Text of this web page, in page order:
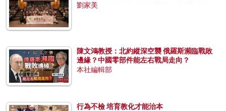
劉家美
陳文鴻教授：北約縱深空襲 俄羅斯瀕臨戰敗
邊緣？中國零部件能左右戰局走向？
本社編輯部
行為不檢 培育教化才能治本